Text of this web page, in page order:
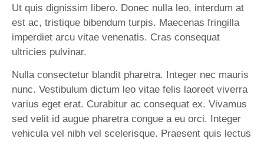
Ut quis dignissim libero. Donec nulla leo, interdum at
est ac, tristique bibendum turpis. Maecenas fringilla
imperdiet arcu vitae venenatis. Cras consequat
ultricies pulvinar.
Nulla consectetur blandit pharetra. Integer nec mauris
nunc. Vestibulum dictum leo vitae felis laoreet viverra
varius eget erat. Curabitur ac consequat ex. Vivamus
sed velit id augue pharetra congue a eu orci. Integer
vehicula vel nibh vel scelerisque. Praesent quis lectus